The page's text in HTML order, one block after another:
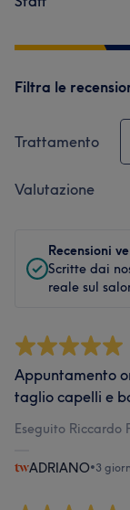
Filtra le
Trattamento
Valutazione
Recensioni
Scritte dai
reale sul
Appuntamento
taglio capelli e
Eseguito Riccardo
ADRIANO•3